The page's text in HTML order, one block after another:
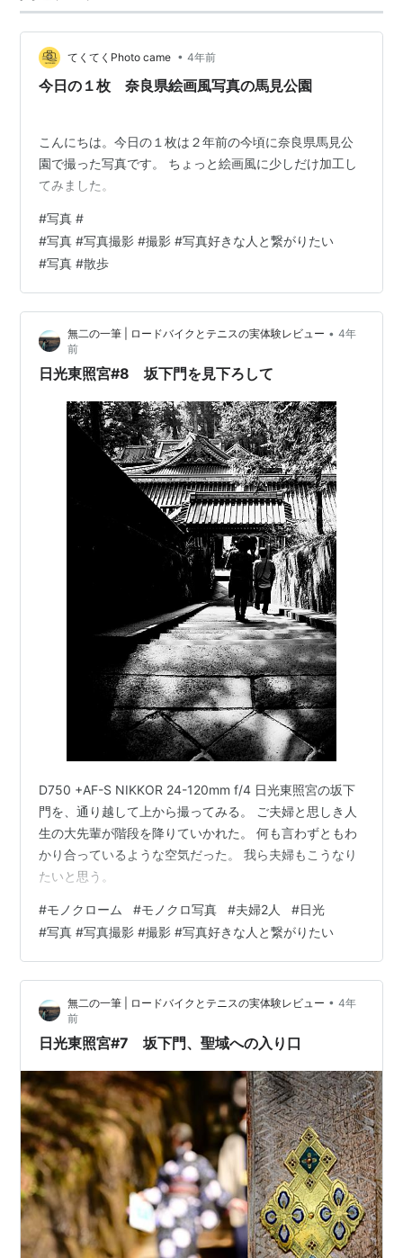
てくてくPhoto came • 4年前
今日の１枚 奈良県絵画風写真の馬見公園
こんにちは。今日の１枚は２年前の今頃に奈良県馬見公
園で撮った写真です。 ちょっと絵画風に少しだけ加工し
てみました。
#写真 #
#写真 #写真撮影 #撮影 #写真好きな人と繋がりたい
#写真 #散歩
無二の一筆 | ロードバイクとテニスの実体験レビュー • 4年
前
日光東照宮#8 坂下門を見下ろして
D750 +AF-S NIKKOR 24-120mm f/4 日光東照宮の坂下
門を、通り越して上から撮ってみる。 ご夫婦と思しき人
生の大先輩が階段を降りていかれた。 何も言わずともわ
かり合っているような空気だった。 我ら夫婦もこうなり
たいと思う。
#モノクローム #モノクロ写真 #夫婦2人 #日光
#写真 #写真撮影 #撮影 #写真好きな人と繋がりたい
無二の一筆 | ロードバイクとテニスの実体験レビュー • 4年
前
日光東照宮#7 坂下門、聖域への入り口